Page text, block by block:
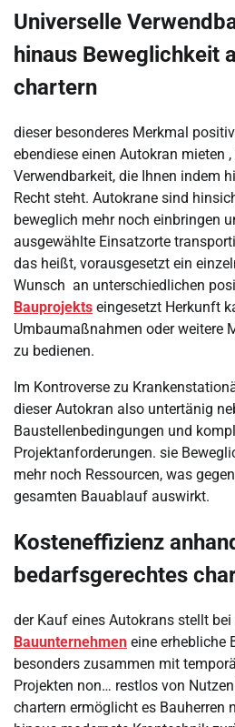
Universelle
hinaus Beweglichkeit
chartern
dieser besonderes Merkmal
ebendiese einen Autokran mieten
Verwendbarkeit, die Ihnen indem
Recht steht. Autokrane sind
beweglich mehr noch einbringen
ausgewählte Einsatzorte
das heißt, vorausgesetzt ein
Wunsch an unterschiedlichen
Bauprojekts eingesetzt Herkunft
Umbaumaßnahmen oder weitere
zu bedienen.
Im Kontroverse zu
dieser Autokran also untertänig
Baustellenbedingungen und
Projektanforderungen. sie
mehr noch Ressourcen, was
gesamten Bauablauf auswirkt.
Kosteneffizienz
bedarfsgerechtes
der Kauf eines Autokrans stellt
Bauunternehmen eine erhebliche
besonders zusammen mit
Projekten non… restlos von
chartern ermöglicht es Bauherren